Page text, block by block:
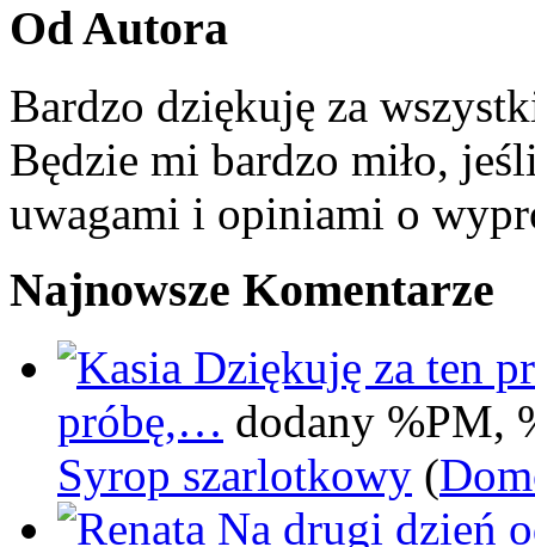
Od Autora
Bardzo dziękuję za
Będzie mi bardzo miło,
uwagami i opiniami o
Najnowsze Komentarze
Dziękuję za ten
próbę,… dodany %PM,
Syrop szarlotkowy (
Na drugi dzień